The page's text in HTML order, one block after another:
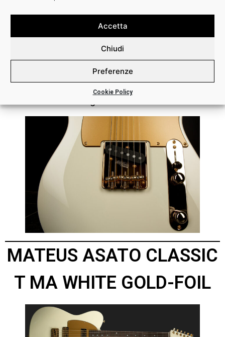
Accetta
Chiudi
Preferenze
Cookie Policy
• Pick-Up: Mateus Asato Classic T (Black) /
Mateus Asato Classic T (Gold)
• Elettronica: Volume, Tone, 3-Way Switch, SSCII
– (Silent Single Coil) Noise Canceling System
• Corde: .010-.046
MATEUS ASATO CLASSIC
T MA WHITE GOLD-FOIL